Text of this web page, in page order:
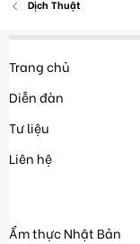
Dịch Thuật
Trang chủ
Diễn đàn
Tư liệu
Liên hệ
Ẩm thực Nhật Bản